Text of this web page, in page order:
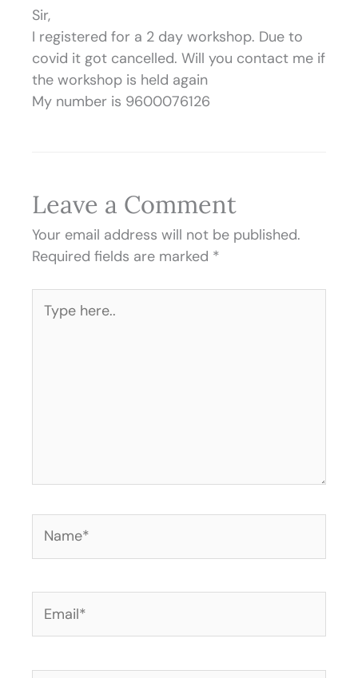
Sir,
I registered for a 2 day workshop. Due to
covid it got cancelled. Will you contact me if
the workshop is held again
My number is 9600076126
Leave a Comment
Your email address will not be published.
Required fields are marked *
here..